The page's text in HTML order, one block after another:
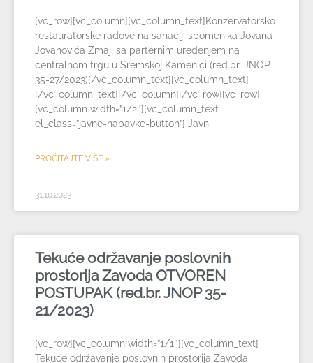
[vc_row][vc_column][vc_column_text]Konzervatorsko
restauratorske radove na sanaciji spomenika Jovana
Jovanovića Zmaj, sa parternim uređenjem na
centralnom trgu u Sremskoj Kamenici (red.br. JNOP
35-27/2023)[/vc_column_text][vc_column_text]
[/vc_column_text][/vc_column][/vc_row][vc_row]
[vc_column width=”1/2″][vc_column_text
el_class=”javne-nabavke-button”] Javni
PROČITAJTE VIŠE »
31.10.2023
Tekuće održavanje poslovnih
prostorija Zavoda OTVOREN
POSTUPAK (red.br. JNOP 35-
21/2023)
[vc_row][vc_column width=”1/1″][vc_column_text]
Tekuće održavanje poslovnih prostorija Zavoda